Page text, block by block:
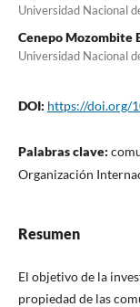
Universidad Nacional
Cenepo Mozombite
Universidad Nacional
DOI: https://doi.org/
Palabras clave:
Organización
Resumen
El objetivo de la
propiedad de las